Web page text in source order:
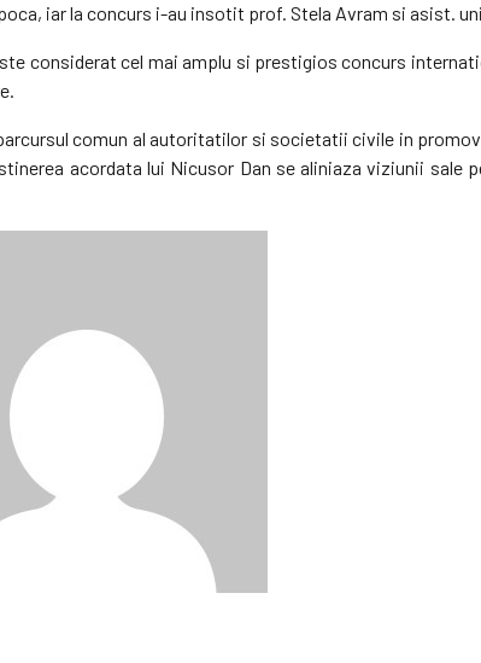
iar la concurs i-au insotit prof. Stela Avram si asist.
considerat cel mai amplu si prestigios concurs
comun al autoritatilor si societatii civile in
acordata lui Nicusor Dan se aliniaza viziunii